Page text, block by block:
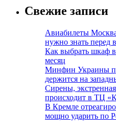
Свежие записи
Авиабилеты
нужно знать перед
Как выбрать шкаф
месяц
Минфин Украины
держится на
Сирены,
происходит в ТЦ
В Кремле
мощно ударить по